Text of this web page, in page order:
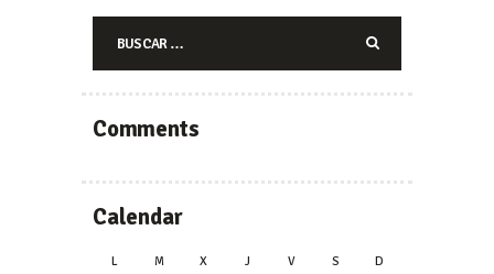
Comments
Calendar
L M X J V S
D